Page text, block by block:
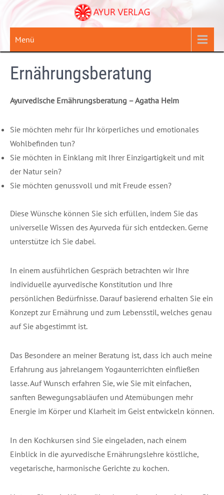
Zum
springenMenü
Ernährungsberatung
Ayurvedische Ernährungsberatung – Agatha Heim
Sie möchten mehr für Ihr körperliches und emotionales
Wohlbefinden tun?
Sie möchten in Einklang mit Ihrer Einzigartigkeit und mit
der Natur sein?
Sie möchten genussvoll und mit Freude essen?
Diese Wünsche können Sie sich erfüllen, indem Sie das
universelle Wissen des Ayurveda für sich entdecken. Gerne
unterstütze ich Sie dabei.
In einem ausführlichen Gespräch betrachten wir Ihre
individuelle ayurvedische Konstitution und Ihre
persönlichen Bedürfnisse. Darauf basierend erhalten Sie ein
Konzept zur Ernährung und zum Lebensstil, welches genau
auf Sie abgestimmt ist.
Das Besondere an meiner Beratung ist, dass ich auch meine
Erfahrung aus jahrelangem Yogaunterrichten einfließen
lasse. Auf Wunsch erfahren Sie, wie Sie mit einfachen,
sanften Bewegungsabläufen und Atemübungen mehr
Energie im Körper und Klarheit im Geist entwickeln können.
In den Kochkursen sind Sie eingeladen, nach einem
Einblick in die ayurvedische Ernährungslehre köstliche,
vegetarische, harmonische Gerichte zu kochen.